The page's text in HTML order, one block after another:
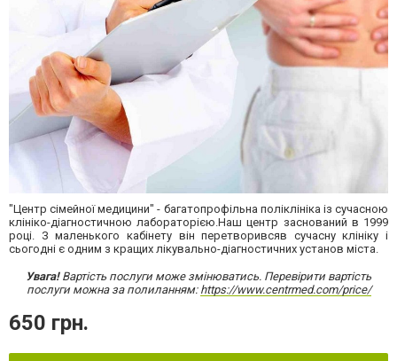
"Центр сімейної медицини" - багатопрофільна поліклініка із сучасною
клініко-діагностичною лабораторією.Наш центр заснований в 1999
році. З маленького кабінету він перетворивсяв сучасну клініку і
сьогодні є одним з кращих лікувально-діагностичних установ міста.
Увага! Вартість послуги може змінюватись. Перевірити вартість
послуги можна за полиланням: https://www.centrmed.com/price/
650 грн.